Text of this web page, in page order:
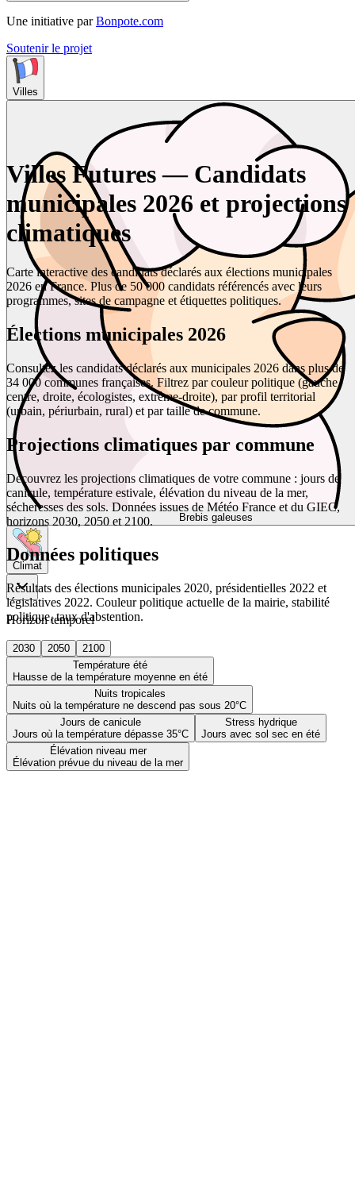
Une initiative par Bonpote.com
Soutenir le projet
Villes
Brebis galeuses
Climat
Horizon temporel
2030 2050
2100
Température été
Hausse de la température moyenne en été
Nuits tropicales
Nuits où la température ne descend pas sous 20°C
Jours de canicule
Jours où la température dépasse 35°C
Stress hydrique
Jours avec sol sec en été
Élévation niveau mer
Élévation prévue du niveau de la mer
Villes Futures — Candidats
municipales 2026 et projections
climatiques
Carte interactive des candidats déclarés aux élections municipales
2026 en France. Plus de 50 000 candidats référencés avec leurs
programmes, sites de campagne et étiquettes politiques.
Élections municipales 2026
Consultez les candidats déclarés aux municipales 2026 dans plus de
34 000 communes françaises. Filtrez par couleur politique (gauche,
centre, droite, écologistes, extrême-droite), par profil territorial
(urbain, périurbain, rural) et par taille de commune.
Projections climatiques par commune
Découvrez les projections climatiques de votre commune : jours de
canicule, température estivale, élévation du niveau de la mer,
sécheresses des sols. Données issues de Météo France et du GIEC,
horizons 2030, 2050 et 2100.
Données politiques
Résultats des élections municipales 2020, présidentielles 2022 et
législatives 2022. Couleur politique actuelle de la mairie, stabilité
politique, taux d'abstention.